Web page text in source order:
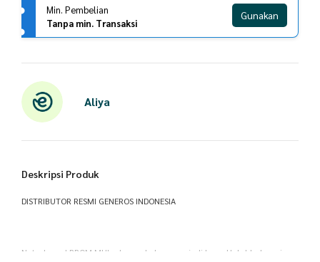
Min. Pembelian
Tanpa min. Transaksi
Gunakan
Aliya
Deskripsi Produk
DISTRIBUTOR RESMI GENEROS INDONESIA
Note: Logo LPPOM MUI ada perubahan menjadi Logo Halal Indonesia